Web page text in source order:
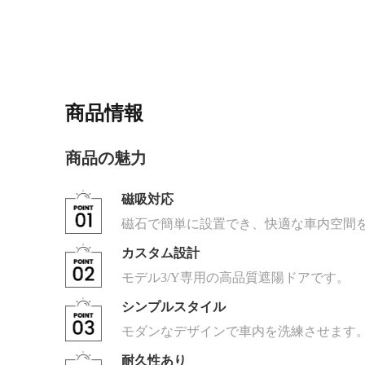
商品情報
商品の魅力
磁吸対応
磁石で簡単に設置でき、快適な車内空間
カスタム設計
モデル3/Y専用の高品質遮陽ドアです。
シンプルスタイル
モダンなデザインで車内を洗練させます。
耐久性あり